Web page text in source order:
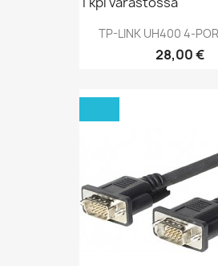
TP-LINK UH400 4-
Hinta
28,00 €